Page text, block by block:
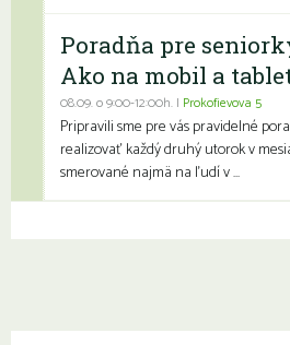
Poradňa pre
Ako na mobil a
08.09. o 9:00-12:00h. | Prokofievova 5
Pripravili sme pre vás pravidelné
realizovať každý druhý utorok v
smerované najmä na ľudí v ...